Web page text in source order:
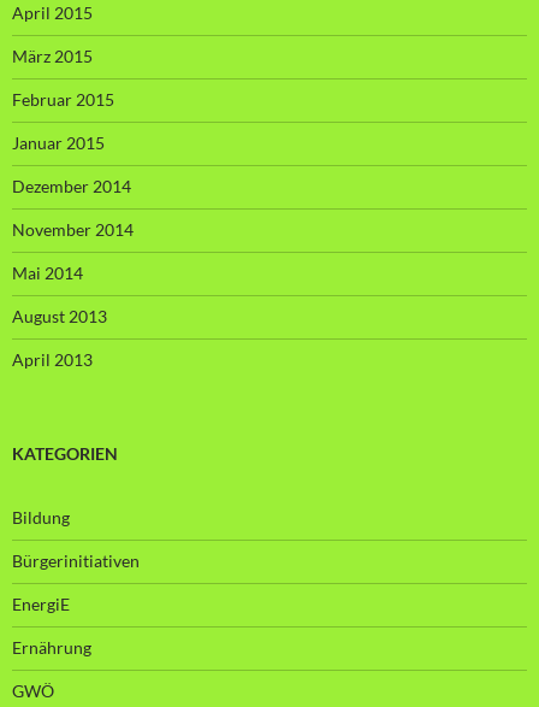
April 2015
März 2015
Februar 2015
Januar 2015
Dezember 2014
November 2014
Mai 2014
August 2013
April 2013
KATEGORIEN
Bildung
Bürgerinitiativen
EnergiE
Ernährung
GWÖ